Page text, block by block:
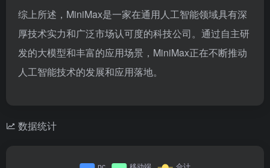
综上所述，MiniMax是一家在通用人工智能领域具有深
厚技术实力和广泛市场认可度的科技公司。通过自主研
发的大模型和丰富的应用场景，MiniMax正在不断推动
人工智能技术的发展和应用落地。
数据统计